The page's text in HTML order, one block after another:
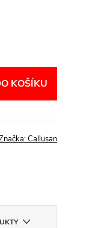
KOŠÍKU
Callusan